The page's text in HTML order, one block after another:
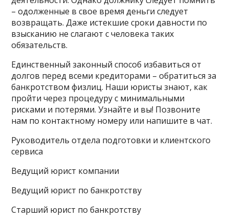
– одолженные в свое время деньги следует
возвращать. Даже истекшие сроки давности по
взысканию не слагают с человека таких
обязательств.
Единственный законный способ избавиться от
долгов перед всеми кредиторами – обратиться за
банкротством физлиц. Наши юристы знают, как
пройти через процедуру с минимальными
рисками и потерями. Узнайте и вы! Позвоните
нам по контактному номеру или напишите в чат.
Руководитель отдела подготовки и клиентского
сервиса
Ведущий юрист компании
Ведущий юрист по банкротству
Старший юрист по банкротству